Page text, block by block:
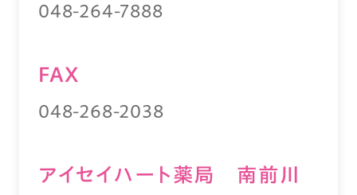
048-264-7888
FAX
048-268-2038
アイセイハート薬局 南前川